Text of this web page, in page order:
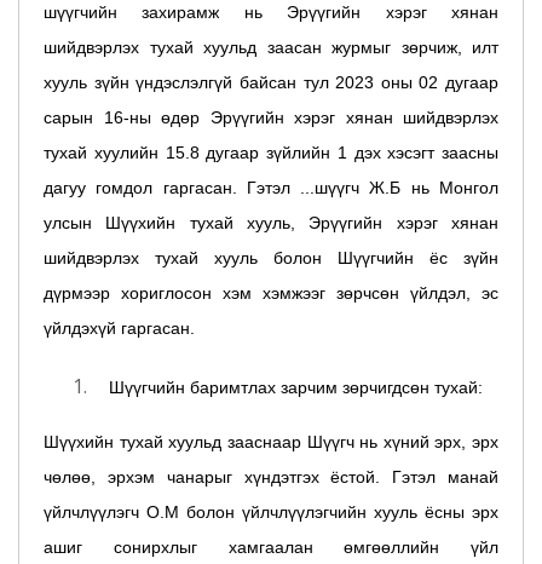
шүүгчийн захирамж нь Эрүүгийн хэрэг хянан
шийдвэрлэх тухай хуульд заасан журмыг зөрчиж, илт
хууль зүйн үндэслэлгүй байсан тул 2023 оны 02 дугаар
сарын 16-ны өдөр Эрүүгийн хэрэг хянан шийдвэрлэх
тухай хуулийн 15.8 дугаар зүйлийн 1 дэх хэсэгт заасны
дагуу гомдол гаргасан. Гэтэл ...шүүгч Ж.Б нь Монгол
улсын Шүүхийн тухай хууль, Эрүүгийн хэрэг хянан
шийдвэрлэх тухай хууль болон Шүүгчийн ёс зүйн
дүрмээр хориглосон хэм хэмжээг зөрчсөн үйлдэл, эс
үйлдэхүй гаргасан.
Шүүгчийн баримтлах зарчим зөрчигдсөн тухай:
Шүүхийн тухай хуульд зааснаар Шүүгч нь хүний эрх, эрх
чөлөө, эрхэм чанарыг хүндэтгэх ёстой. Гэтэл манай
үйлчлүүлэгч О.М болон үйлчлүүлэгчийн хууль ёсны эрх
ашиг сонирхлыг хамгаалан өмгөөллийн үйл